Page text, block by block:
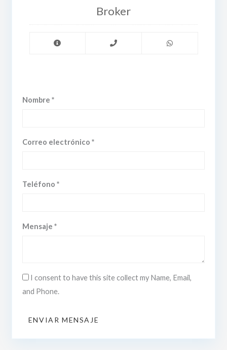
Broker
Nombre *
Correo electrónico *
Teléfono *
Mensaje *
I consent to have this site collect my Name, Email,
and Phone.
ENVIAR MENSAJE